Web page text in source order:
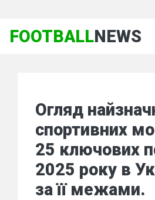
FOOTBALLNEWS
Огляд
спортивних
25 ключових
2025 року в
за її межами.